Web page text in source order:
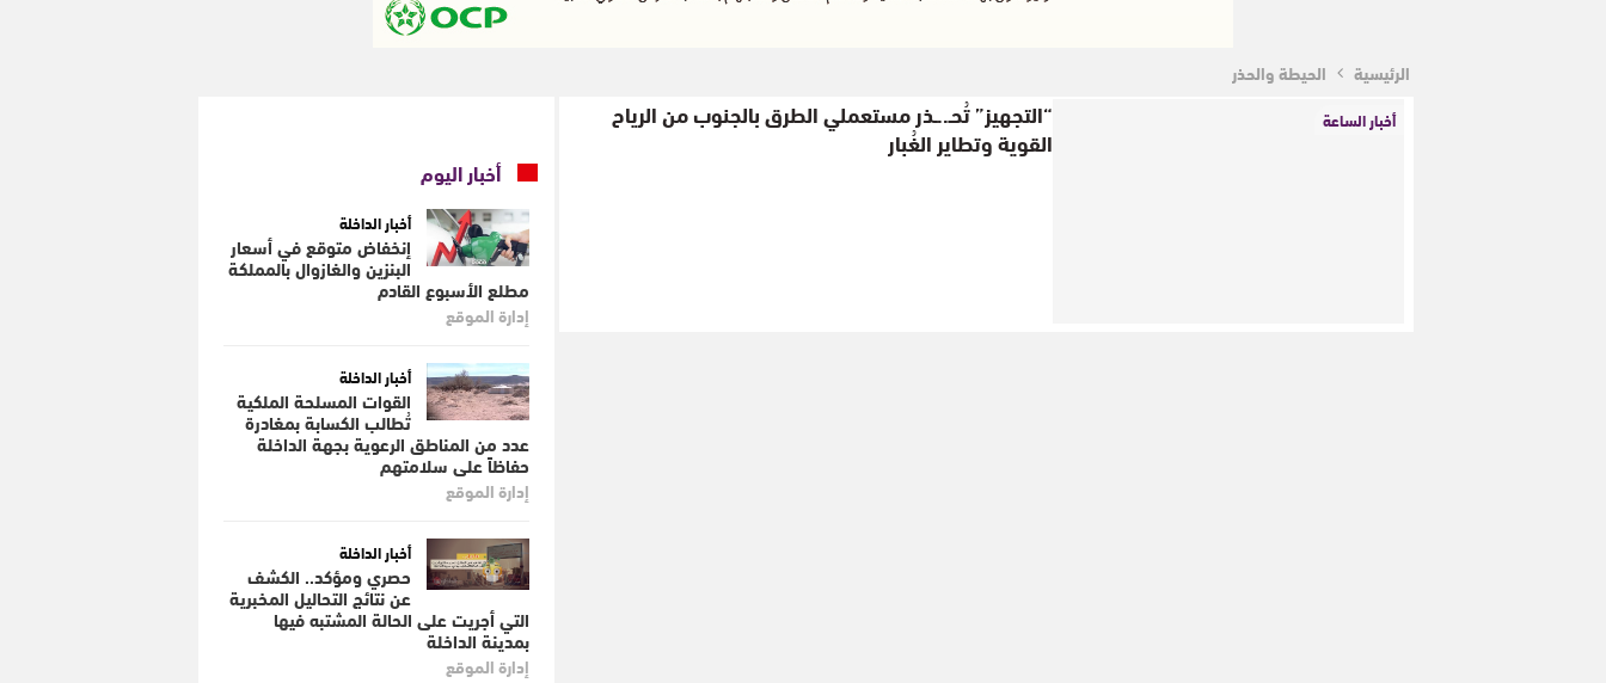
الرئيسية الحيطة والحذر
أخبار الساعة “التجهيز” تُحـ..ـذر مستعملي الطرق بالجنوب من الرياح
القوية وتطاير الغُبار
أخبار اليوم
أخبار الداخلة
إنخفاض متوقع في أسعار
البنزين والغازوال بالمملكة
مطلع الأسبوع القادم
إدارة الموقع
أخبار الداخلة
القوات المسلحة الملكية
تُطالب الكسابة بمغادرة
عدد من المناطق الرعوية بجهة الداخلة
حفاظاً على سلامتهم
إدارة الموقع
أخبار الداخلة
حصري ومؤكد.. الكشف
عن نتائج التحاليل المخبرية
التي أجريت على الحالة المشتبه فيها
بمدينة الداخلة
إدارة الموقع